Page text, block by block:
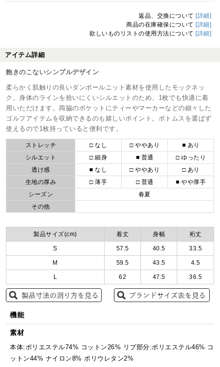
返品、交換について [詳細]
商品の在庫確保について [詳細]
欲しいものリストの使用方法について [詳細]
アイテム詳細
飽きのこないシンプルデザイン
柔らかく肌触りの良いダンボールニット素材を使用したモックネッ
ク。身体のラインを拾いにくいシルエットのため、1枚でも快適に着
用いただけます。両脇のポケットにティーやマーカーなどの細々した
ゴルフアイテムを収納できるのも嬉しいポイント。ボトムスを選ばず
使えるので1枚持っていると便利です。
ストレッチ □ なし □ ややあり
■ あり
シルエット
□ 細身 ■ 普通
□ ゆったり
透け感
■ なし □ ややあり
□ あり
生地の厚み
□ 薄手 □ 普通
■ やや厚手
シーズン
春夏
その他
製品サイズ(cm) 着丈 身幅 裄丈
S 57.5 40.5 33.5
M 59.5 43.5 4.5
L 62 47.5 36.5
機能
素材
本体:ポリエステル74% コットン26% リブ部分:ポリエステル46% コ
ットン44% ナイロン8% ポリウレタン2%